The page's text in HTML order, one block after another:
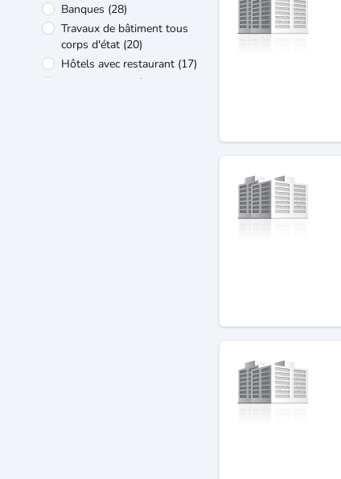
Banques (28)
Travaux de bâtiment tous
corps d'état (20)
Hôtels avec restaurant (17)
Automobiles, véhicules :